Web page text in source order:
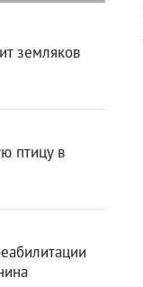
земляков
птицу в